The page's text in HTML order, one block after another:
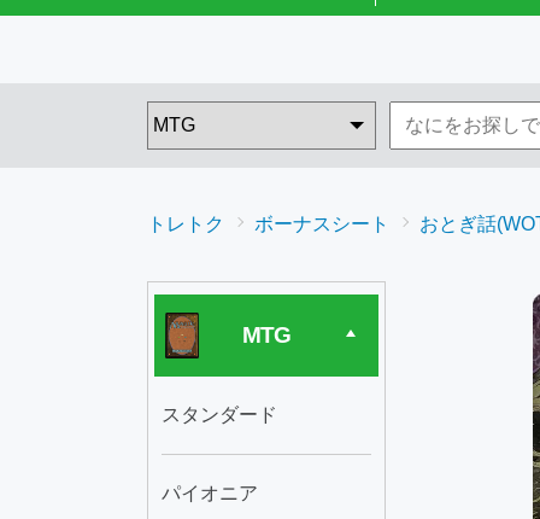
トレトク ボーナスシート おとぎ話
MTG
スタンダード
パイオニア